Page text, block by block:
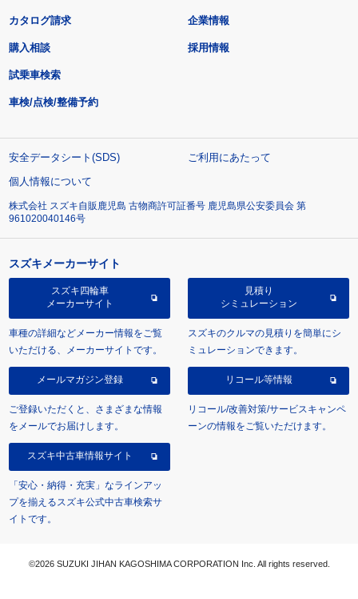
カタログ請求
購入相談
試乗車検索
車検/点検/整備予約
企業情報
採用情報
安全データシート(SDS)
ご利用にあたって
個人情報について
株式会社 スズキ自販鹿児島 古物商許可証番号 鹿児島県公安委員会 第
961020040146号
スズキメーカーサイト
スズキ四輪車
メーカーサイト
車種の詳細などメーカー情報をご覧
いただける、メーカーサイトです。
見積り
シミュレーション
スズキのクルマの見積りを簡単にシ
ミュレーションできます。
メールマガジン登録
ご登録いただくと、さまざまな情報
をメールでお届けします。
リコール等情報
リコール/改善対策/サービスキャンペ
ーンの情報をご覧いただけます。
スズキ中古車情報サイト
「安心・納得・充実」なラインアッ
プを揃えるスズキ公式中古車検索サ
イトです。
©2026 SUZUKI JIHAN KAGOSHIMA CORPORATION Inc. All rights reserved.